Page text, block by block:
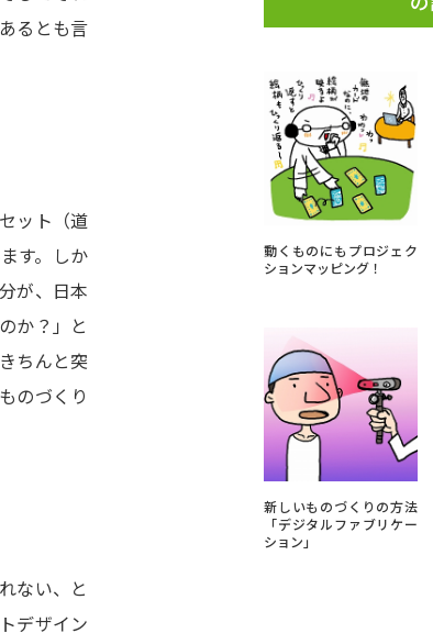
ト号特集ページ（高2生用）
実施プログラムから探す
型イベント特集
受験準備
先輩が入学を決めた理由
新生活お役立ちガイド
学問発見
るとも言
ット（道
す。しか
が、日本
か？」と
ちんと突
のづくり
ない、と
デザイン
動くものにもプロジェク
ションマッピング！
新しいものづくりの方法
「デジタルファブリケー
ション」